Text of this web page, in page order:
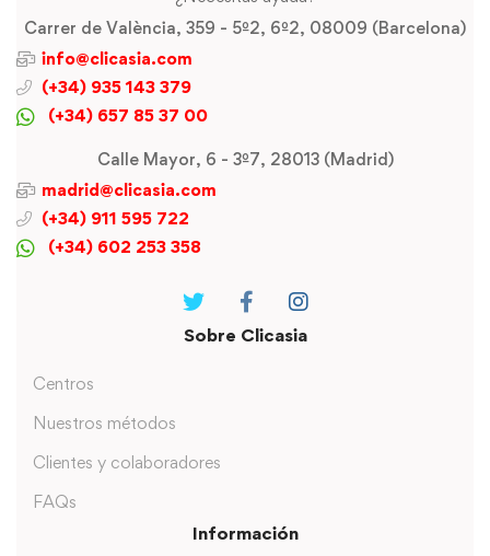
Carrer de València, 359 - 5º2, 6º2, 08009 (Barcelona)
info@clicasia.com
(+34) 935 143 379
(+34) 657 85 37 00
Calle Mayor, 6 - 3º7, 28013 (Madrid)
madrid@clicasia.com
(+34) 911 595 722
(+34) 602 253 358
Sobre Clicasia
Centros
Nuestros métodos
Clientes y colaboradores
FAQs
Información